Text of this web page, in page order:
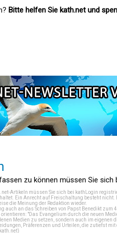
Bitte helfen Sie kath.net und
zu können müssen Sie sich
Artikeln müssen Sie sich bei kathLogin
Ein Anrecht auf Freischaltung besteht
die Meinung der Redaktion wieder.
auch an das Schreiben von Papst Benedikt
"Das Evangelium durch die neuen
Medien zu setzen, sondern auch im
Präferenzen und Urteilen, die zutiefst
)